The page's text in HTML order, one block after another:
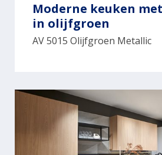
Moderne keuken
in olijfgroen
AV 5015 Olijfgroen Metallic